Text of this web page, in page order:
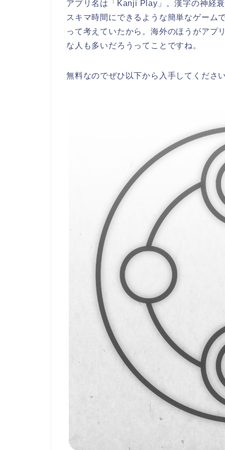
アプリ名は「Kanji Play」。漢字の神経
スキマ時間にできるような簡単なゲーム
って考えていたから。海外のほうがアプ
な人も多いだろうってことですね。
無料なのでぜひ以下から入手してくださ